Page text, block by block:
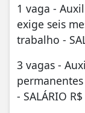
1 vaga -
exige seis
trabalho -
3 vagas -
- SALÁRIO